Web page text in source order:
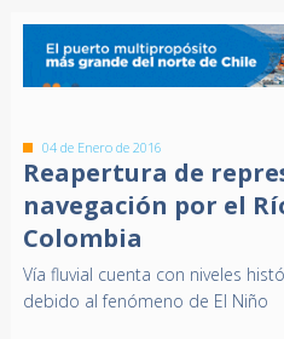
04 de Enero de 2016
Reapertura de
navegación por el
Colombia
Vía fluvial cuenta con niveles
debido al fenómeno de El Niño